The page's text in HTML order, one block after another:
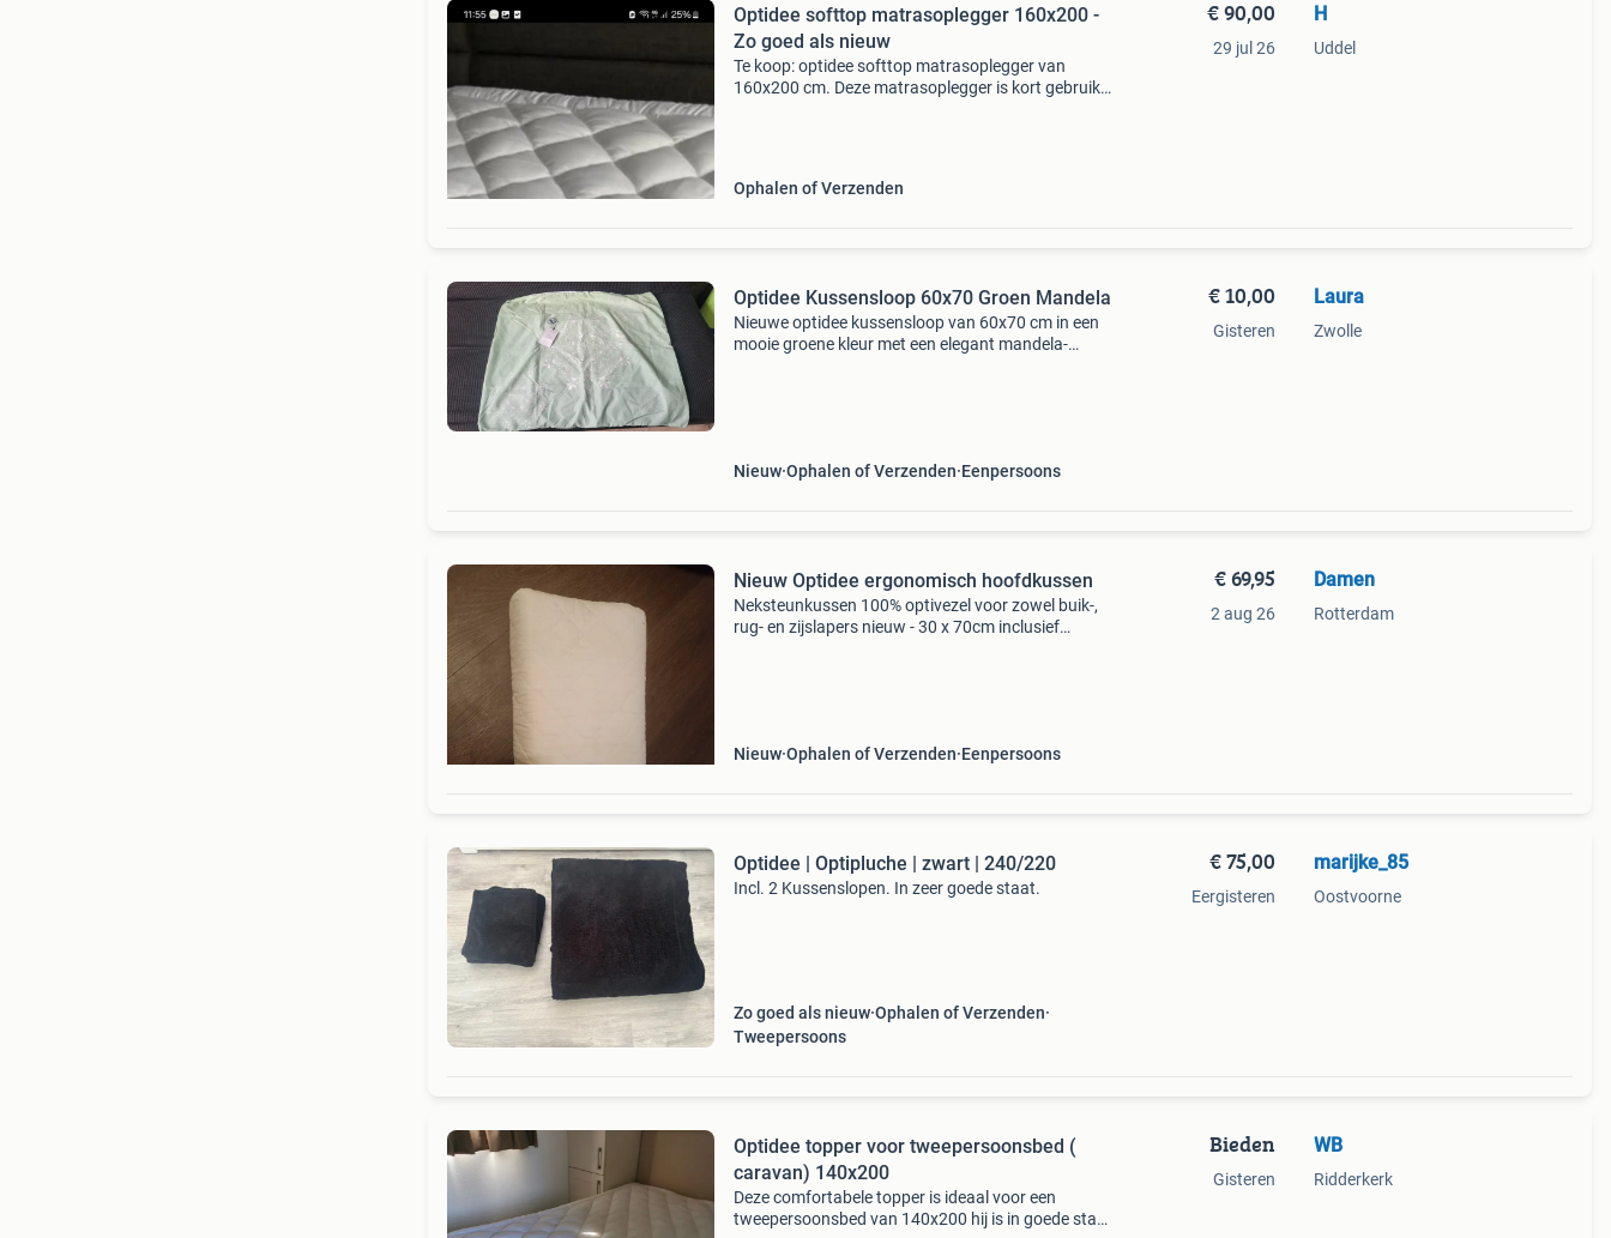
Optidee softtop matrasoplegger 160x200 -
Zo goed als nieuw
Te koop: optidee softtop matrasoplegger van
160x200 cm. Deze matrasoplegger is kort gebruikt
Ophalen of Verzenden
€ 90,00
29 jul 26
H
Uddel
Optidee Kussensloop 60x70 Groen Mandela
Nieuwe optidee kussensloop van 60x70 cm in een
mooie groene kleur met een elegant mandela-
Nieuw Ophalen of Verzenden Eenpersoons
€ 10,00
Gisteren
Laura
Zwolle
Nieuw Optidee ergonomisch hoofdkussen
Neksteunkussen 100% optivezel voor zowel buik-,
rug- en zijslapers nieuw - 30 x 70cm inclusief
Nieuw Ophalen of Verzenden Eenpersoons
€ 69,95
2 aug 26
Damen
Rotterdam
Optidee | Optipluche | zwart | 240/220
Incl. 2 Kussenslopen. In zeer goede staat.
Zo goed als nieuw Ophalen of Verzenden
Tweepersoons
€ 75,00
Eergisteren
marijke_85
Oostvoorne
Optidee topper voor tweepersoonsbed (
caravan) 140x200
Deze comfortabele topper is ideaal voor een
tweepersoonsbed van 140x200 hij is in goede staat
Bieden
Gisteren
WB
Ridderkerk